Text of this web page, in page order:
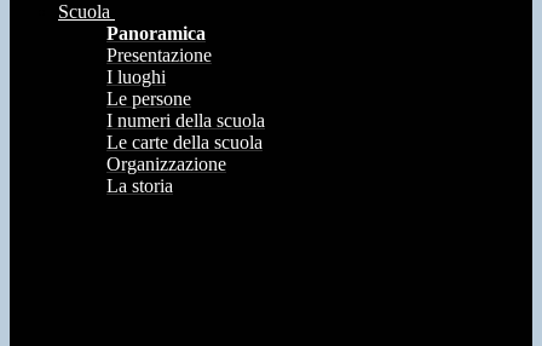
Scuola
Panoramica
Presentazione
I luoghi
Le persone
I numeri della scuola
Le carte della scuola
Organizzazione
La storia